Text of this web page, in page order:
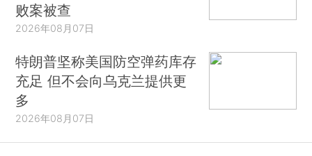
败案被查
2026年08月07日
特朗普坚称美国防空弹药库存
充足 但不会向乌克兰提供更
多
2026年08月07日